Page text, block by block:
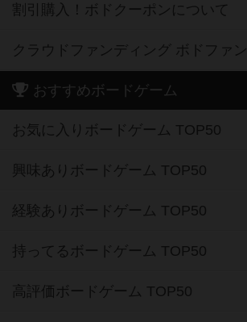
割引購入！ボドクーポンについて
クラウドファンディング ボドファン
おすすめボードゲーム
お気に入りボードゲーム TOP50
興味ありボードゲーム TOP50
経験ありボードゲーム TOP50
持ってるボードゲーム TOP50
高評価ボードゲーム TOP50